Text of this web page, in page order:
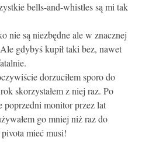
bells-and-whistles są mi tak
nie są niezbędne ale w znacznej
gdybyś kupił taki bez, nawet
dorzuciłem sporo do
skorzystałem z niej raz. Po
poprzedni monitor przez lat
go mniej niż raz do
mieć musi!